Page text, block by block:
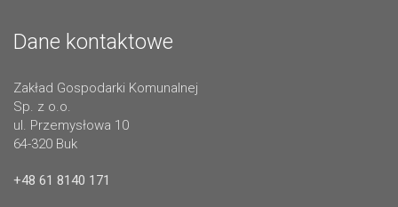
Dane kontaktowe
Zakład Gospodarki Komunalnej
Sp. z o.o.
ul. Przemysłowa 10
64-320 Buk
+48 61 8140 171